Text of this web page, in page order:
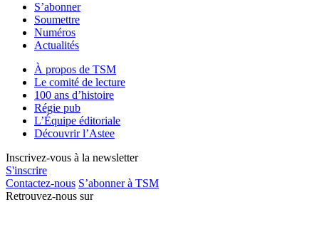
S’abonner
Soumettre
Numéros
Actualités
À propos de TSM
Le comité de lecture
100 ans d’histoire
Régie pub
L’Équipe éditoriale
Découvrir l’Astee
Inscrivez-vous à la newsletter
S'inscrire
Contactez-nous S’abonner à TSM
Retrouvez-nous sur